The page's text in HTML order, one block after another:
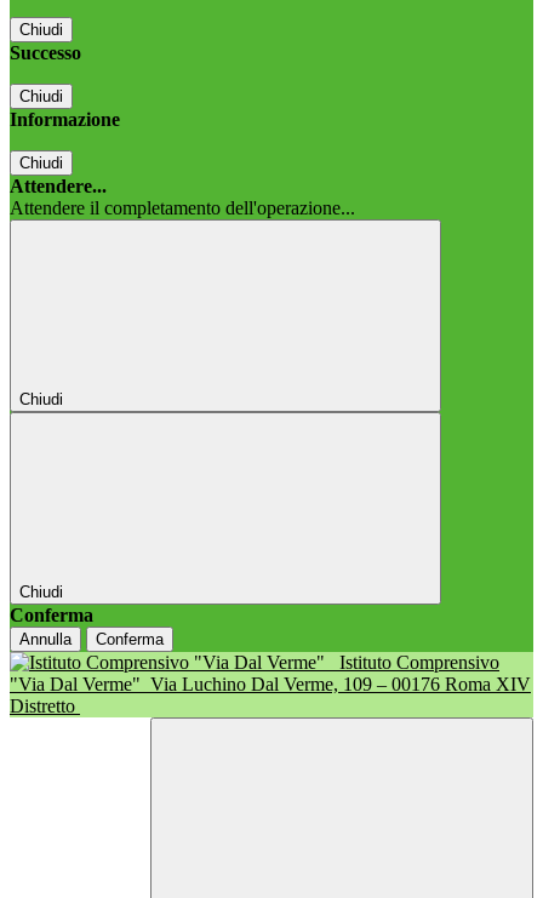
Chiudi
Successo
Chiudi
Informazione
Chiudi
Attendere...
Attendere il completamento dell'operazione...
Chiudi
Chiudi
Conferma
Annulla Conferma
Istituto Comprensivo
"Via Dal Verme" Via Luchino Dal Verme, 109 – 00176 Roma XIV
Distretto